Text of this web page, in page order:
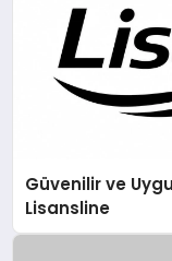
Güvenilir ve
Lisansline